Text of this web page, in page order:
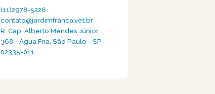
(11)2978-5226
contato@jardimfranca.vet.br
R. Cap. Alberto Mendes Júnior,
368 - Água Fria, São Paulo - SP,
02335-011.